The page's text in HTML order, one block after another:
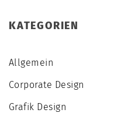
KATEGORIEN
Allgemein
Corporate Design
Grafik Design